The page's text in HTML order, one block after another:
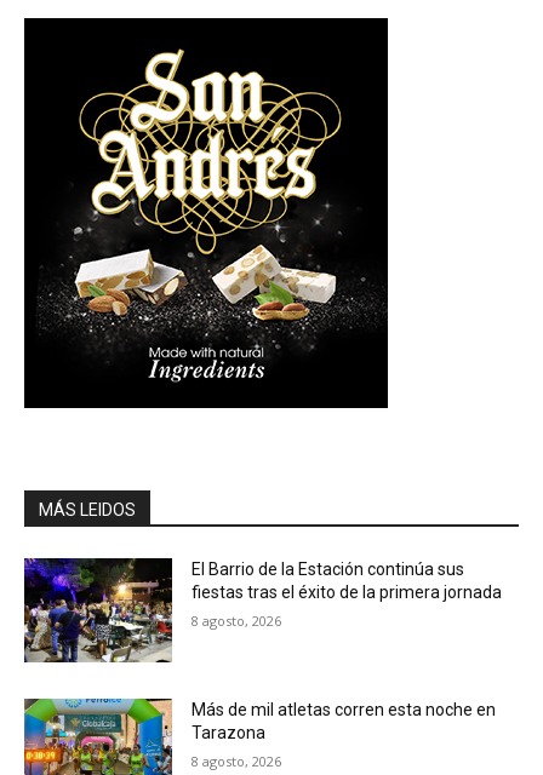
MÁS LEIDOS
El Barrio de la Estación continúa sus
fiestas tras el éxito de la primera jornada
8 agosto, 2026
Más de mil atletas corren esta noche en
Tarazona
8 agosto, 2026